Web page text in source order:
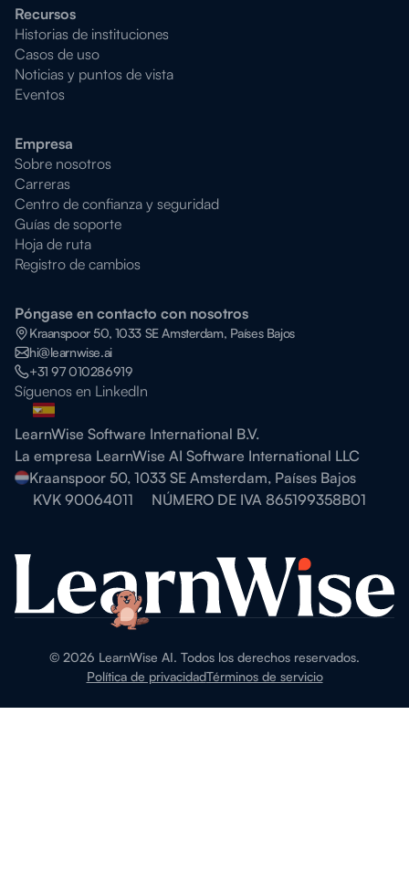
Recursos
Historias de instituciones
Casos de uso
Noticias y puntos de vista
Eventos
Empresa
Sobre nosotros
Carreras
Centro de confianza y seguridad
Guías de soporte
Hoja de ruta
Registro de cambios
Póngase en contacto con nosotros
Kraanspoor 50, 1033 SE Amsterdam, Países Bajos
hi@learnwise.ai
+31 97 010286919
Síguenos en LinkedIn
LearnWise Software International B.V.
La empresa LearnWise AI Software International LLC
Kraanspoor 50, 1033 SE Amsterdam, Países Bajos
KVK 90064011
NÚMERO DE IVA 865199358B01
© 2026 LearnWise AI. Todos los derechos reservados.
Política de privacidadTérminos de servicio